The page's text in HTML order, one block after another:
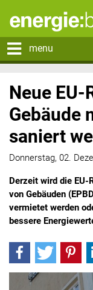
menu
Neue
Gebäude
saniert
Donnerstag, 02.
Derzeit wird die
von Gebäuden
vermietet werden
bessere